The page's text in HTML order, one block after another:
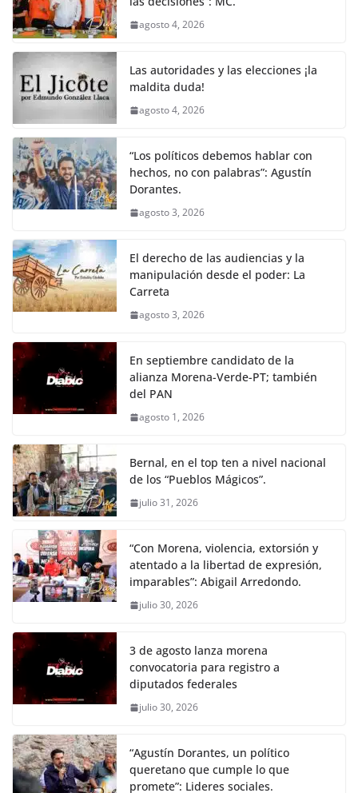
b
o
o
k
A
p
n
er
a
agosto 4, 2026
Las autoridades y las elecciones ¡la
maldita duda!
agosto 4, 2026
“Los políticos debemos hablar con
hechos, no con palabras”: Agustín
Dorantes.
agosto 3, 2026
El derecho de las audiencias y la
manipulación desde el poder: La
Carreta
agosto 3, 2026
En septiembre candidato de la
alianza Morena-Verde-PT; también
del PAN
agosto 1, 2026
Bernal, en el top ten a nivel nacional
de los “Pueblos Mágicos”.
julio 31, 2026
“Con Morena, violencia, extorsión y
atentado a la libertad de expresión,
imparables”: Abigail Arredondo.
julio 30, 2026
3 de agosto lanza morena
convocatoria para registro a
diputados federales
julio 30, 2026
“Agustín Dorantes, un político
queretano que cumple lo que
promete”: Lideres sociales.